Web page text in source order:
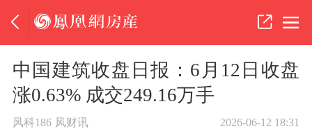
中国建筑收盘日报：6月12日收盘
涨0.63% 成交249.16万手
风科186 风财讯 2026-06-12 18:31